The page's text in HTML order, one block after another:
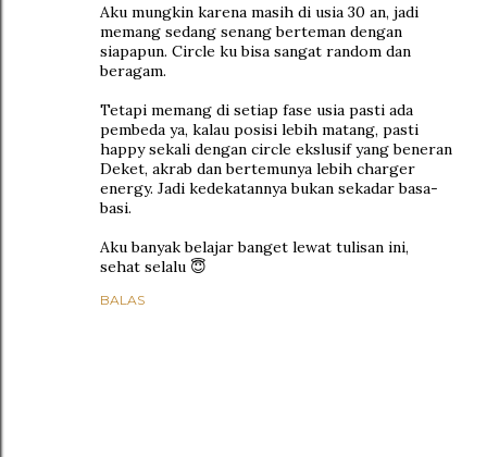
Aku mungkin karena masih di usia 30 an, jadi
memang sedang senang berteman dengan
siapapun. Circle ku bisa sangat random dan
beragam.
Tetapi memang di setiap fase usia pasti ada
pembeda ya, kalau posisi lebih matang, pasti
happy sekali dengan circle ekslusif yang beneran
Deket, akrab dan bertemunya lebih charger
energy. Jadi kedekatannya bukan sekadar basa-
basi.
Aku banyak belajar banget lewat tulisan ini,
sehat selalu 😇
BALAS